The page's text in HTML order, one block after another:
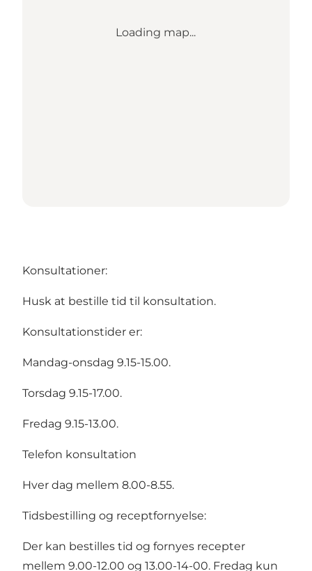
Loading map...
Konsultationer:
Husk at bestille tid til konsultation.
Konsultationstider er:
Mandag-onsdag 9.15-15.00.
Torsdag 9.15-17.00.
Fredag 9.15-13.00.
Telefon konsultation
Hver dag mellem 8.00-8.55.
Tidsbestilling og receptfornyelse:
Der kan bestilles tid og fornyes recepter
mellem 9.00-12.00 og 13.00-14-00. Fredag kun